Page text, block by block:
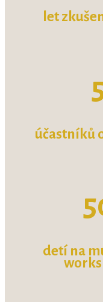
let
účastníků
detí na